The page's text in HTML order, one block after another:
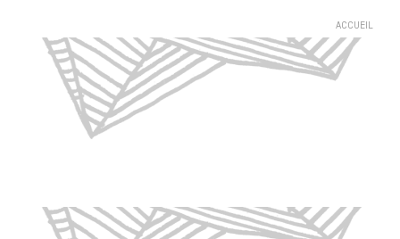
ACCUEIL